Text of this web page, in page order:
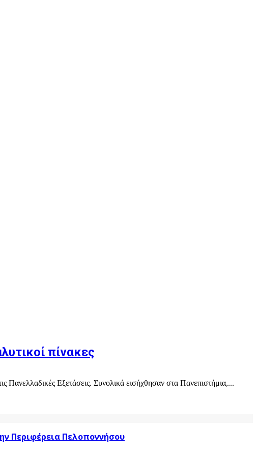
πίνακες
Πανελλαδικές Εξετάσεις. Συνολικά εισήχθησαν στα Πανεπιστήμια,...
Περιφέρεια Πελοποννήσου